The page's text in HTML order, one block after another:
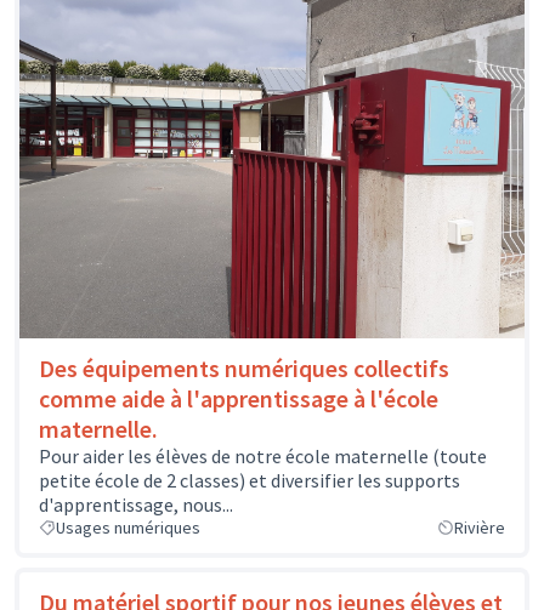
Des équipements numériques collectifs
comme aide à l'apprentissage à l'école
maternelle.
Pour aider les élèves de notre école maternelle (toute
petite école de 2 classes) et diversifier les supports
d'apprentissage, nous...
Usages numériques Rivière
Du matériel sportif pour nos jeunes élèves et